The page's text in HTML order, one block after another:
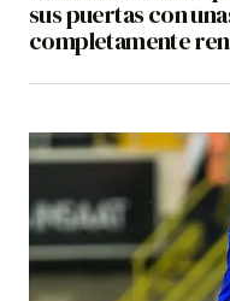
sus puertas con
completamente